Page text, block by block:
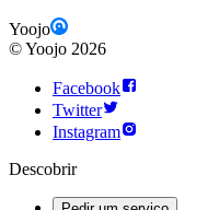
Yoojo
©Yoojo 2026
Facebook
Twitter
Instagram
Descobrir